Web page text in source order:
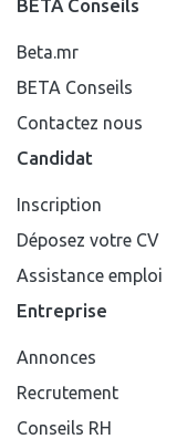
BETA Conseils
Beta.mr
BETA Conseils
Contactez nous
Candidat
Inscription
Déposez votre CV
Assistance emploi
Entreprise
Annonces
Recrutement
Conseils RH